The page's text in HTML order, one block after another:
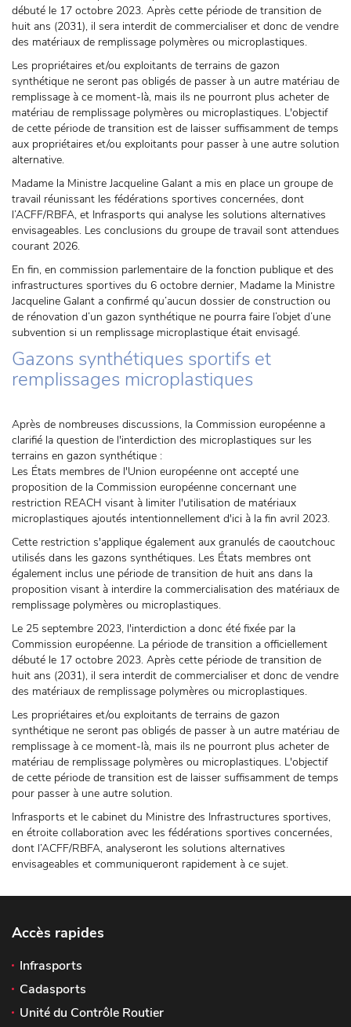
débuté le 17 octobre 2023. Après cette période de transition de
huit ans (2031), il sera interdit de commercialiser et donc de vendre
des matériaux de remplissage polymères ou microplastiques.
Les propriétaires et/ou exploitants de terrains de gazon
synthétique ne seront pas obligés de passer à un autre matériau de
remplissage à ce moment-là, mais ils ne pourront plus acheter de
matériau de remplissage polymères ou microplastiques. L'objectif
de cette période de transition est de laisser suffisamment de temps
aux propriétaires et/ou exploitants pour passer à une autre solution
alternative.
Madame la Ministre Jacqueline Galant a mis en place un groupe de
travail réunissant les fédérations sportives concernées, dont
l’ACFF/RBFA, et Infrasports qui analyse les solutions alternatives
envisageables. Les conclusions du groupe de travail sont attendues
courant 2026.
En fin, en commission parlementaire de la fonction publique et des
infrastructures sportives du 6 octobre dernier, Madame la Ministre
Jacqueline Galant a confirmé qu’aucun dossier de construction ou
de rénovation d’un gazon synthétique ne pourra faire l’objet d’une
subvention si un remplissage microplastique était envisagé.
Gazons synthétiques sportifs et
remplissages microplastiques
Après de nombreuses discussions, la Commission européenne a
clarifié la question de l'interdiction des microplastiques sur les
terrains en gazon synthétique :
Les États membres de l'Union européenne ont accepté une
proposition de la Commission européenne concernant une
restriction REACH visant à limiter l'utilisation de matériaux
microplastiques ajoutés intentionnellement d'ici à la fin avril 2023.
Cette restriction s'applique également aux granulés de caoutchouc
utilisés dans les gazons synthétiques. Les États membres ont
également inclus une période de transition de huit ans dans la
proposition visant à interdire la commercialisation des matériaux de
remplissage polymères ou microplastiques.
Le 25 septembre 2023, l'interdiction a donc été fixée par la
Commission européenne. La période de transition a officiellement
débuté le 17 octobre 2023. Après cette période de transition de
huit ans (2031), il sera interdit de commercialiser et donc de vendre
des matériaux de remplissage polymères ou microplastiques.
Les propriétaires et/ou exploitants de terrains de gazon
synthétique ne seront pas obligés de passer à un autre matériau de
remplissage à ce moment-là, mais ils ne pourront plus acheter de
matériau de remplissage polymères ou microplastiques. L'objectif
de cette période de transition est de laisser suffisamment de temps
pour passer à une autre solution.
Infrasports et le cabinet du Ministre des Infrastructures sportives,
en étroite collaboration avec les fédérations sportives concernées,
dont l’ACFF/RBFA, analyseront les solutions alternatives
envisageables et communiqueront rapidement à ce sujet.
Accès rapides
Infrasports
Cadasports
Unité du Contrôle Routier